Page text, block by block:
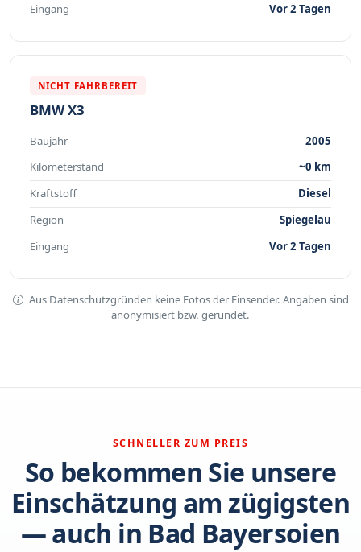
Eingang
Vor 2 Tagen
NICHT FAHRBEREIT
BMW X3
Baujahr
2005
Kilometerstand
~0 km
Kraftstoff
Diesel
Region
Spiegelau
Eingang
Vor 2 Tagen
Aus Datenschutzgründen keine Fotos der Einsender. Angaben sind
anonymisiert bzw. gerundet.
SCHNELLER ZUM PREIS
So bekommen Sie unsere
Einschätzung am zügigsten
— auch in Bad Bayersoien